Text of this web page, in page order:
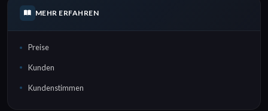
MEHR ERFAHREN
Preise
Kunden
Kundenstimmen